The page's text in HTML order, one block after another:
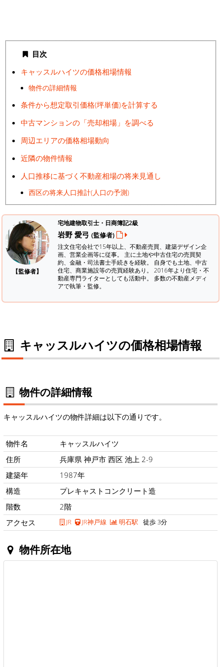
目次
キャッスルハイツの価格相場情報
物件の詳細情報
条件から想定取引価格(坪単価)を計算する
中古マンションの「売却相場」を調べる
周辺エリアの価格相場動向
近隣の物件情報
人口推移に基づく不動産相場の将来見通し
西区の将来人口推計(人口の予測)
【監修者】
宅地建物取引士・日商簿記2級
岩野 愛弓 (監修者)
注文住宅会社で15年以上、不動産売買、建築デザイン企
画、営業企画等に従事。 主に土地や中古住宅の売買契
約、金融・司法書士手続きを経験。 自身でも土地、中古
住宅、商業施設等の売買経験あり。 2016年より住宅・不
動産専門ライターとしても活動中。 多数の不動産メディ
アで執筆・監修。
キャッスルハイツの価格相場情報
物件の詳細情報
キャッスルハイツの物件詳細は以下の通りです。
物件名
キャッスルハイツ
住所
兵庫県 神戸市 西区 池上 2-9
建築年
1987年
構造
プレキャストコンクリート造
階数
2階
アクセス
JR JR神戸線 明石駅 徒歩 3分
物件所在地